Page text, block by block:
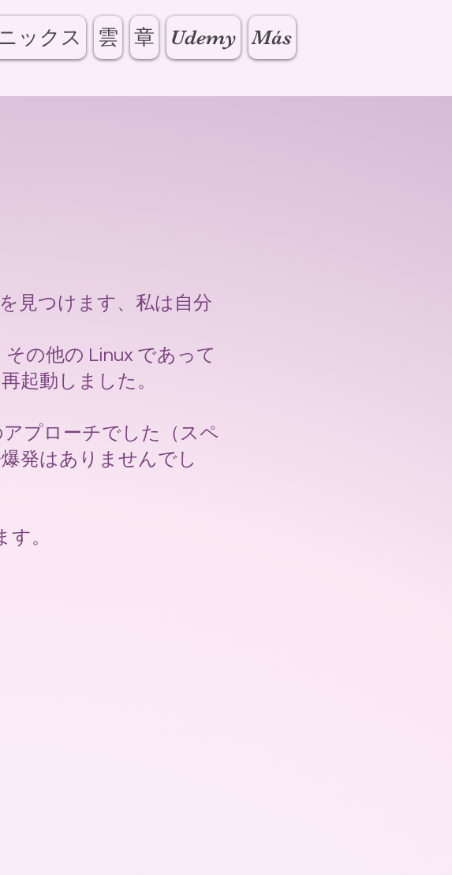
ックス 雲 章 Udemy Más
見つけます、私は自分
の他の Linux であって
起動しました。
プローチでした（スペ
発はありませんでし
す。